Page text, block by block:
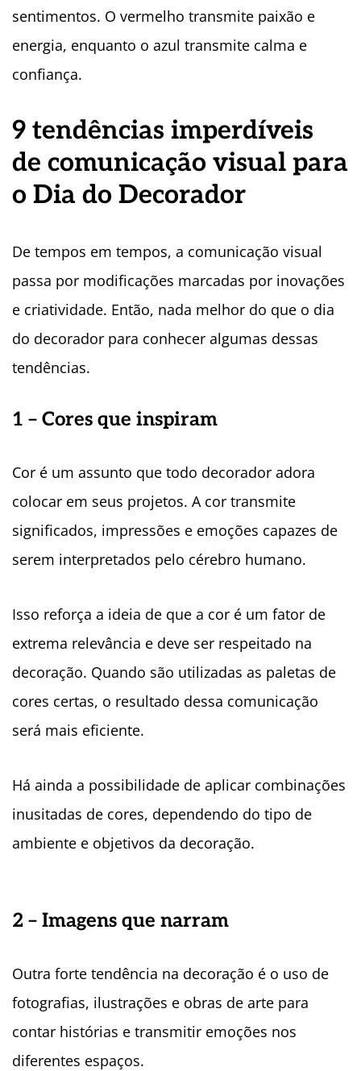
sentimentos. O vermelho transmite paixão e
energia, enquanto o azul transmite calma e
confiança.
9 tendências imperdíveis
de comunicação visual para
o Dia do Decorador
De tempos em tempos, a comunicação visual
passa por modificações marcadas por inovações
e criatividade. Então, nada melhor do que o dia
do decorador para conhecer algumas dessas
tendências.
1 – Cores que inspiram
Cor é um assunto que todo decorador adora
colocar em seus projetos. A cor transmite
significados, impressões e emoções capazes de
serem interpretados pelo cérebro humano.
Isso reforça a ideia de que a cor é um fator de
extrema relevância e deve ser respeitado na
decoração. Quando são utilizadas as paletas de
cores certas, o resultado dessa comunicação
será mais eficiente.
Há ainda a possibilidade de aplicar combinações
inusitadas de cores, dependendo do tipo de
ambiente e objetivos da decoração.
2 – Imagens que narram
Outra forte tendência na decoração é o uso de
fotografias, ilustrações e obras de arte para
contar histórias e transmitir emoções nos
diferentes espaços.